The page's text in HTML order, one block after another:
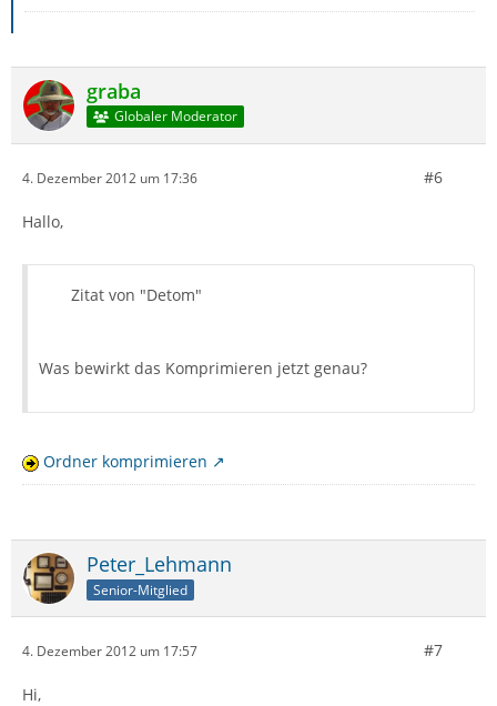
graba
Globaler Moderator
4. Dezember 2012 um 17:36 #6
Hallo,
Zitat von "Detom"
Was bewirkt das Komprimieren jetzt genau?
Ordner komprimieren
Peter_Lehmann
Senior-Mitglied
4. Dezember 2012 um 17:57 #7
Hi,